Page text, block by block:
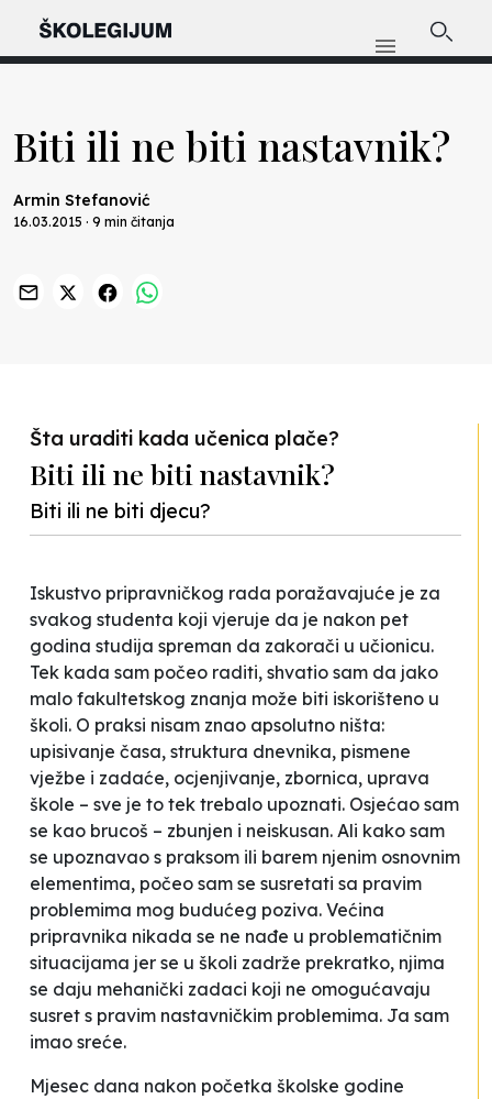
Biti ili ne biti nastavnik?
Armin Stefanović
16.03.2015 · 9 min čitanja
Šta uraditi kada učenica plače?
Biti ili ne biti nastavnik?
Biti ili ne biti djecu?
Iskustvo pripravničkog rada poražavajuće je za
svakog studenta koji vjeruje da je nakon pet
godina studija spreman da zakorači u učionicu.
Tek kada sam počeo raditi, shvatio sam da jako
malo fakultetskog znanja može biti iskorišteno u
školi. O praksi nisam znao apsolutno ništa:
upisivanje časa, struktura dnevnika, pismene
vježbe i zadaće, ocjenjivanje, zbornica, uprava
škole – sve je to tek trebalo upoznati. Osjećao sam
se kao brucoš – zbunjen i neiskusan. Ali kako sam
se upoznavao s praksom ili barem njenim osnovnim
elementima, počeo sam se susretati sa pravim
problemima mog budućeg poziva. Većina
pripravnika nikada se ne nađe u problematičnim
situacijama jer se u školi zadrže prekratko, njima
se daju mehanički zadaci koji ne omogućavaju
susret s pravim nastavničkim problemima. Ja sam
imao sreće.
Mjesec dana nakon početka školske godine